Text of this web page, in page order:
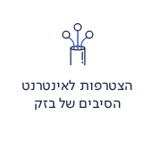
הצטרפות לאינטרנט
הסיבים של בזק